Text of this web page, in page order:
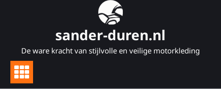
sander-duren.nl
De ware kracht van stijlvolle en veilige motorkleding